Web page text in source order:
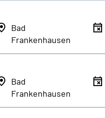
Bad
Frankenhausen
Bad
Frankenhausen